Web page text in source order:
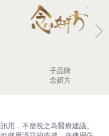
枇杷膏系列
用，不應視之為醫療建議。